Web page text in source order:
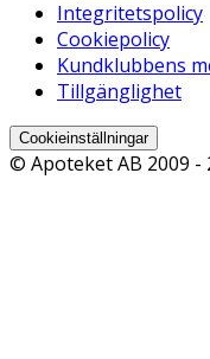
Integritetspolicy
Cookiepolicy
Kundklubbens
Tillgänglighet
Cookieinställningar
© Apoteket AB 2009 -